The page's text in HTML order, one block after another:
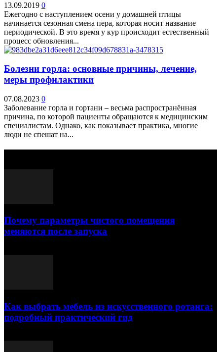
13.09.2019 0
Ежегодно с наступлением осени у домашней птицы
начинается сезонная смена пера, которая носит название
периодической. В это время у кур происходит естественный
процесс обновления...
Болезни горла: основные причины, лечение,
меры профилактики
07.08.2023 0
Заболевание горла и гортани – весьма распространённая
причина, по которой пациенты обращаются к медицинским
специалистам. Однако, как показывает практика, многие
люди не спешат на...
Почему параметры чистого помещения
меняются после запуска
Как выбрать мебель из искусственного ротанга:
подробный практический гид